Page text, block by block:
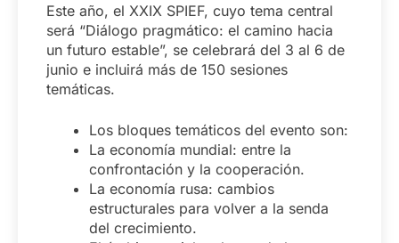
Este año, el XXIX SPIEF, cuyo tema central
será “Diálogo pragmático: el camino hacia
un futuro estable”, se celebrará del 3 al 6 de
junio e incluirá más de 150 sesiones
temáticas.
Los bloques temáticos del evento son:
La economía mundial: entre la
confrontación y la cooperación.
La economía rusa: cambios
estructurales para volver a la senda
del crecimiento.